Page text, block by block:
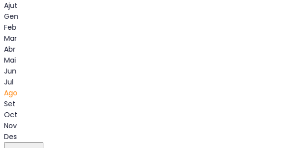
Ajut
Gen
Feb
Mar
Abr
Mai
Jun
Jul
Ago
Set
Oct
Nov
Des